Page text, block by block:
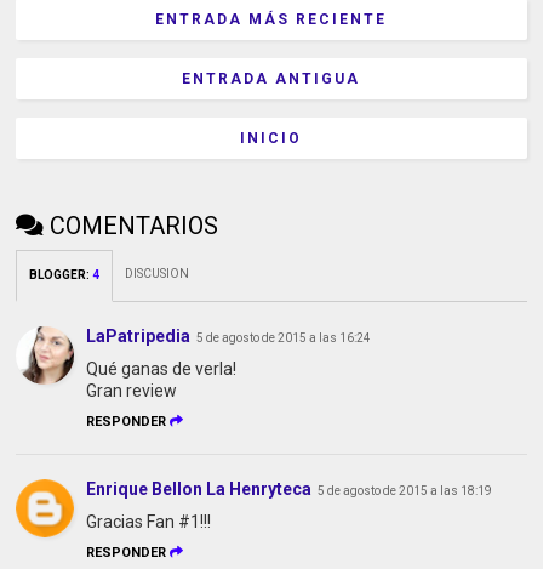
ENTRADA MÁS RECIENTE
ENTRADA ANTIGUA
INICIO
COMENTARIOS
BLOGGER:4 DISCUSION
LaPatripedia 5 de agosto de 2015 a las 16:24
Qué ganas de verla!
Gran review
RESPONDER
Enrique Bellon La Henryteca 5 de agosto de 2015 a las 18:19
Gracias Fan #1!!!
RESPONDER